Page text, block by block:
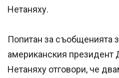
Нетаняху.
Попитан за съобщенията
американския
Нетаняху отговори, че